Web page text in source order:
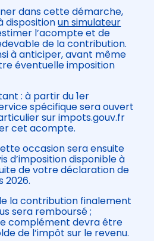
dans cette démarche,
dispositionun simulateur
l’acompte et de
de la contribution.
à anticiper, avant même
éventuelle imposition
: à partir du 1er
spécifique sera ouvert
sur impots.gouv.fr
cet acompte.
occasion sera ensuite
d’imposition disponible à
de votre déclaration de
2026.
la contribution finalement
sera remboursé ;
complément devra être
de l’impôt sur le revenu.